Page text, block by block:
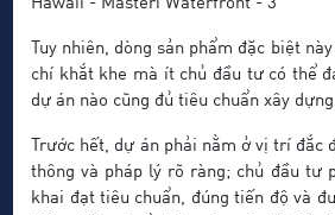
Tuy nhiên, dòng sản phẩm đặc biệt
chí khắt khe mà ít chủ đầu tư có thể
dự án nào cũng đủ tiêu chuẩn xây
Trước hết, dự án phải nằm ở vị trí đắc
thông và pháp lý rõ ràng; chủ đầu tư
khai đạt tiêu chuẩn, đúng tiến độ và